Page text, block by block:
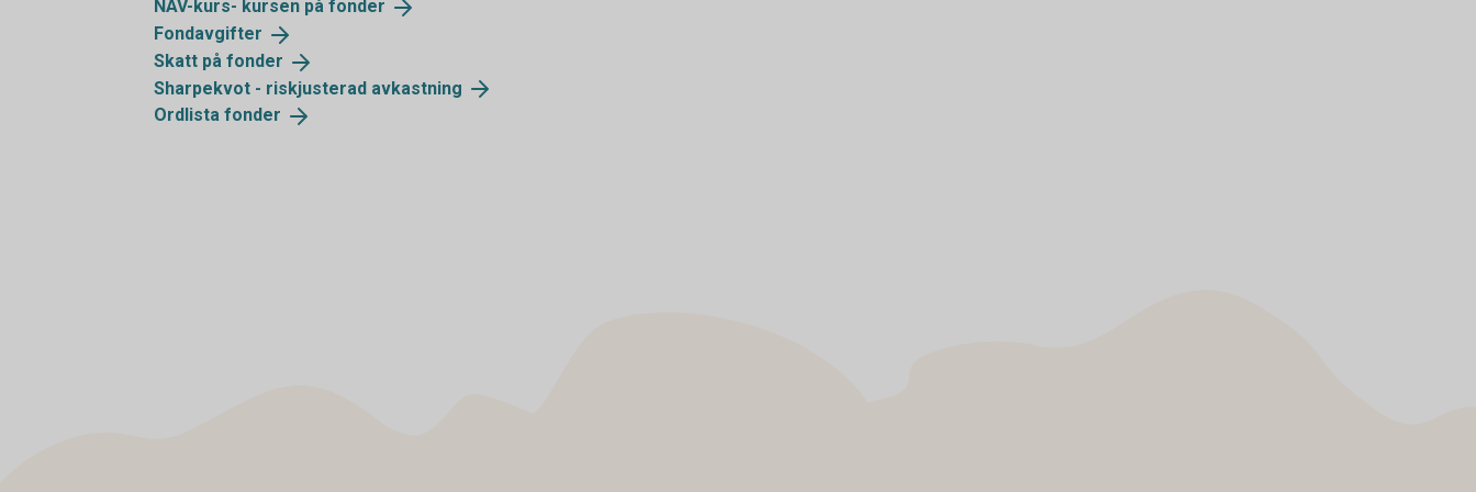
NAV-kurs- kursen på fonder
Fondavgifter
Skatt på fonder
Sharpekvot - riskjusterad avkastning
Ordlista fonder